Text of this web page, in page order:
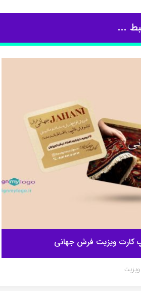
...
کارت ویزیت فرش جهانی